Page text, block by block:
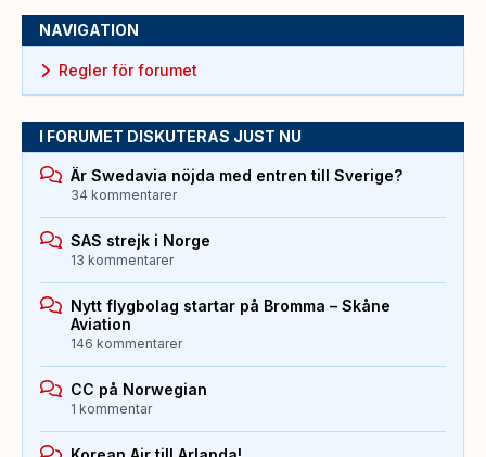
NAVIGATION
Regler för forumet
I FORUMET DISKUTERAS JUST NU
Är Swedavia nöjda med entren till Sverige?
34 kommentarer
SAS strejk i Norge
13 kommentarer
Nytt flygbolag startar på Bromma – Skåne
Aviation
146 kommentarer
CC på Norwegian
1 kommentar